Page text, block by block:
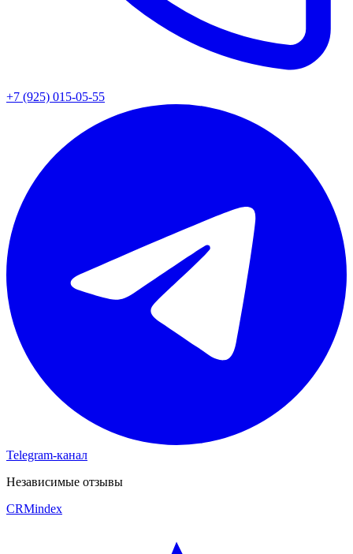
+7 (925) 015-05-55
Telegram-канал
Независимые отзывы
CRMindex